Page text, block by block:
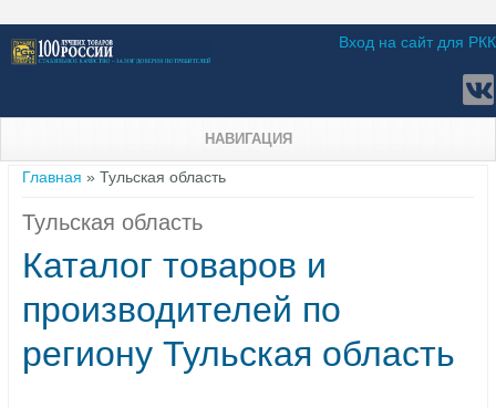
Вход на сайт для РКК
НАВИГАЦИЯ
Вы здесь
Главная » Тульская область
Тульская область
Каталог товаров и
производителей по
региону Тульская область